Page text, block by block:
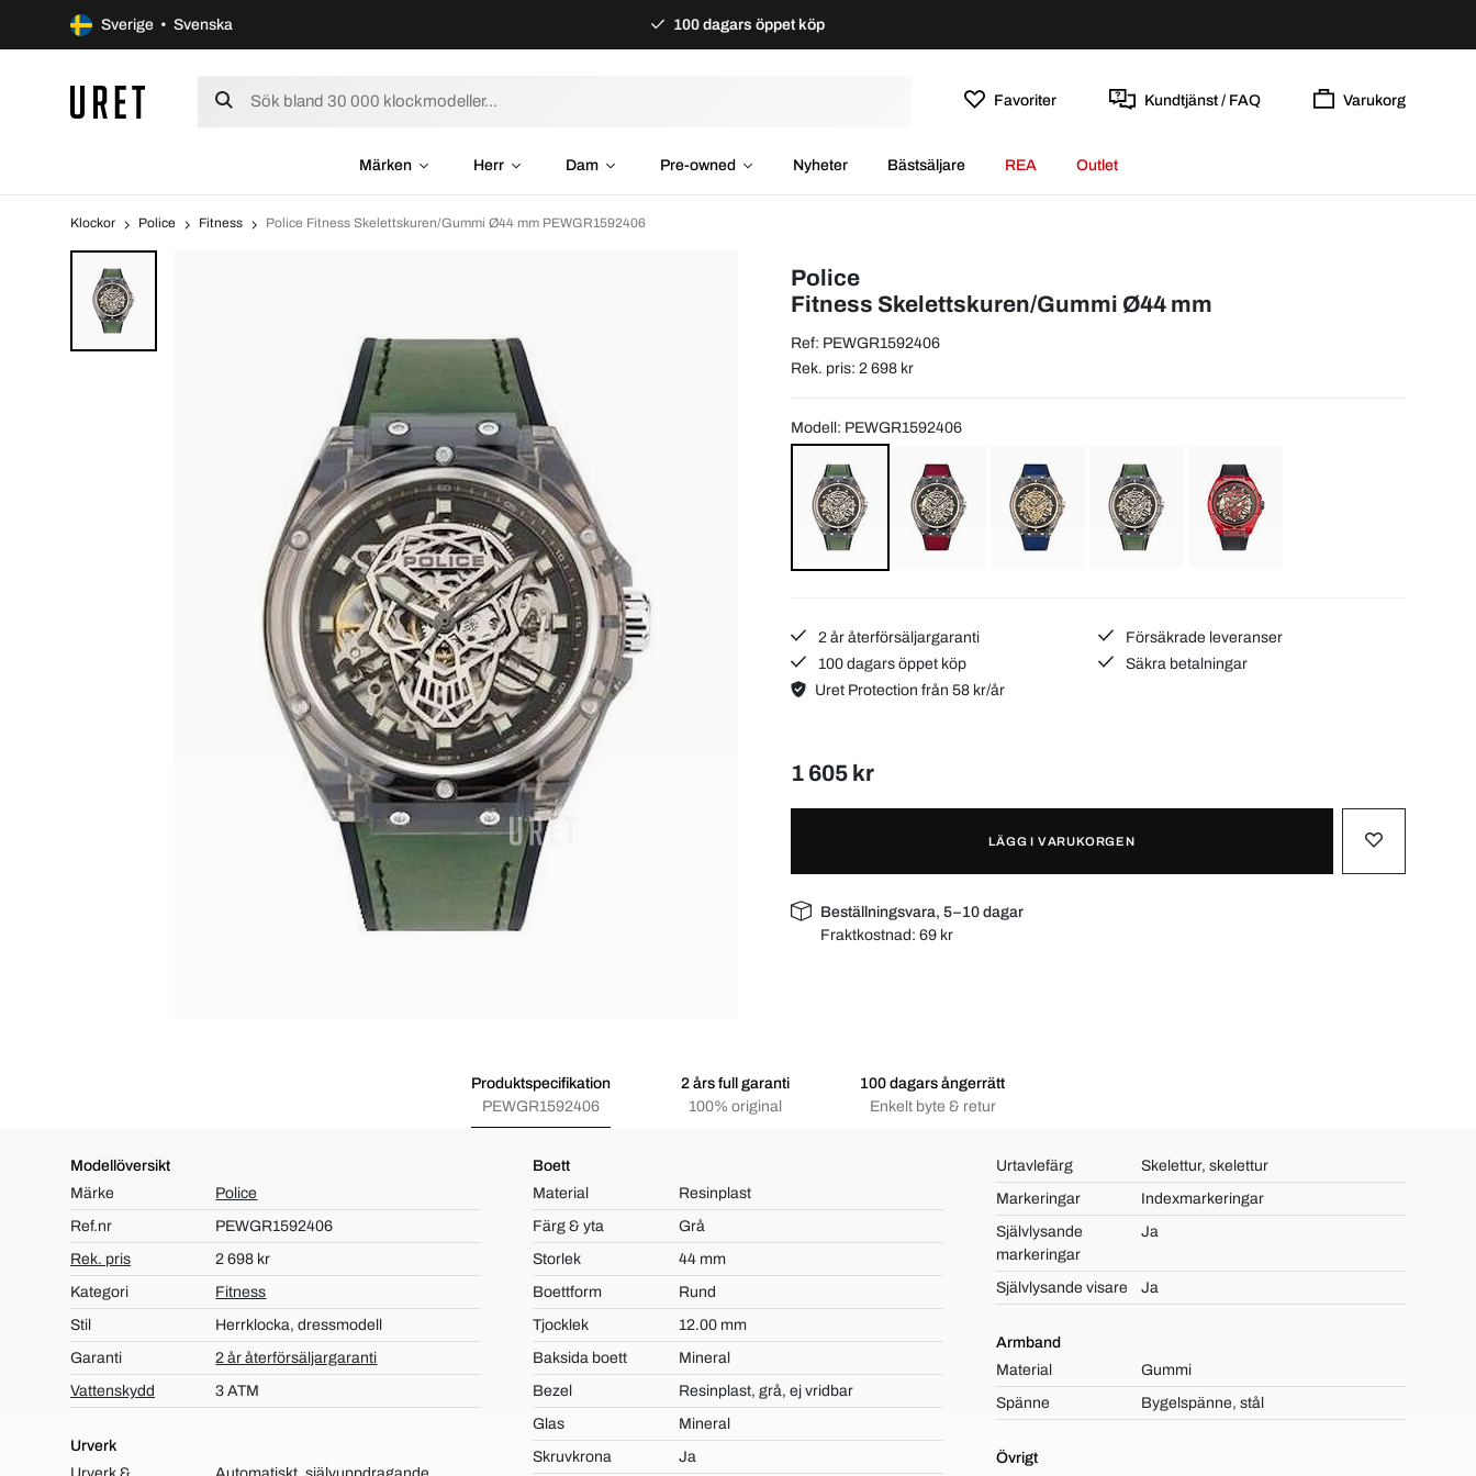
Sverige • Svenska 100 dagars öppet köp
Favoriter Kundtjänst / FAQ Varukorg
Märken Herr Dam Pre-owned Nyheter Bästsäljare REA Outlet
Klockor Police Fitness Police Fitness Skelettskuren/Gummi Ø44 mm PEWGR1592406
Police
Fitness Skelettskuren/Gummi Ø44 mm
Ref: PEWGR1592406
Rek. pris: 2 698 kr
Modell: PEWGR1592406
2 år återförsäljargaranti
Försäkrade leveranser
100 dagars öppet köp
Säkra betalningar
Uret Protection från 58 kr/år
1 605 kr
LÄGG I VARUKORGEN
Beställningsvara, 5–10 dagar
Fraktkostnad:69 kr
Produktspecifikation
PEWGR1592406
2 års full garanti
100% original
100 dagars ångerrätt
Enkelt byte & retur
Modellöversikt
Märke
Police
Ref.nr
PEWGR1592406
Rek. pris
2 698 kr
Kategori
Fitness
Stil
Herrklocka, dressmodell
Garanti
2 år återförsäljargaranti
Vattenskydd
3 ATM
Urverk
Boett
Material
Resinplast
Färg & yta
Grå
Storlek
44 mm
Boettform
Rund
Tjocklek
12.00 mm
Baksida boett
Mineral
Bezel
Resinplast, grå, ej vridbar
Glas
Mineral
Skruvkrona
Ja
Urtavlefärg
Skelettur, skelettur
Markeringar
Indexmarkeringar
Självlysande
markeringar
Ja
Självlysande visare Ja
Armband
Material
Gummi
Spänne
Bygelspänne, stål
Övrigt